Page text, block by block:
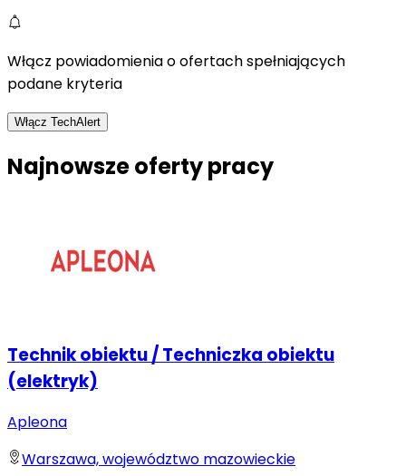
Włącz powiadomienia o ofertach spełniających
podane kryteria
Włącz TechAlert
Najnowsze oferty pracy
Technik obiektu / Techniczka obiektu
(elektryk)
Apleona
Warszawa, województwo mazowieckie